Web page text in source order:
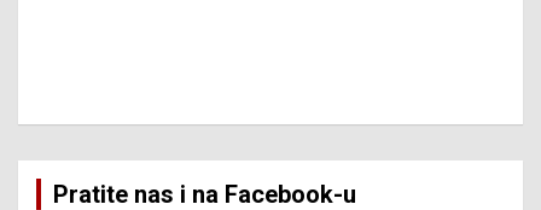
Pratite nas i na Facebook-u